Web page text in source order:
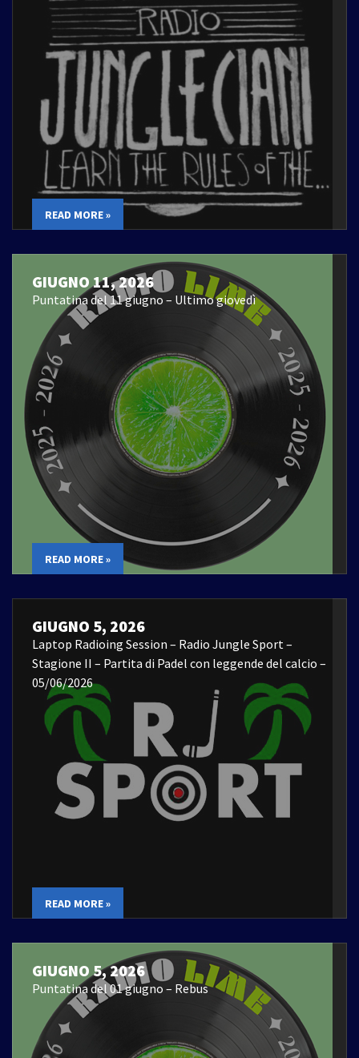
READ MORE »
GIUGNO 11, 2026
Puntatina del 11 giugno – Ultimo giovedì
READ MORE »
GIUGNO 5, 2026
Laptop Radioing Session – Radio Jungle Sport –
Stagione II – Partita di Padel con leggende del calcio –
05/06/2026
READ MORE »
GIUGNO 5, 2026
Puntatina del 01 giugno – Rebus